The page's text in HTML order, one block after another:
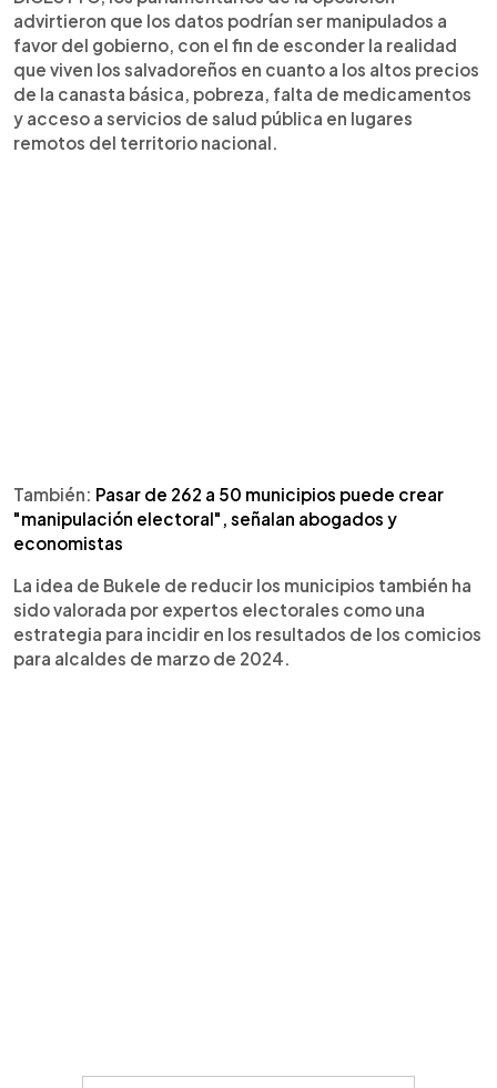
advirtieron que los datos podrían ser manipulados a
favor del gobierno, con el fin de esconder la realidad
que viven los salvadoreños en cuanto a los altos precios
de la canasta básica, pobreza, falta de medicamentos
y acceso a servicios de salud pública en lugares
remotos del territorio nacional.
También: Pasar de 262 a 50 municipios puede crear
"manipulación electoral", señalan abogados y
economistas
La idea de Bukele de reducir los municipios también ha
sido valorada por expertos electorales como una
estrategia para incidir en los resultados de los comicios
para alcaldes de marzo de 2024.